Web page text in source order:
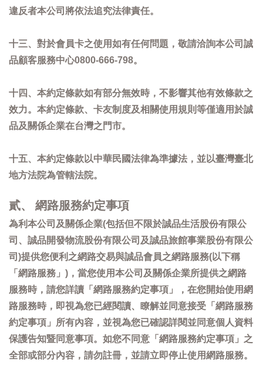
違反者本公司將依法追究法律責任。
十三、對於會員卡之使用如有任何問題，敬請洽詢本公司誠
品顧客服務中心0800-666-798。
十四、本約定條款如有部分無效時，不影響其他有效條款之
效力。本約定條款、卡友制度及相關使用規則等僅適用於誠
品及關係企業在台灣之門市。
十五、本約定條款以中華民國法律為準據法，並以臺灣臺北
地方法院為管轄法院。
貳、 網路服務約定事項
為利本公司及關係企業(包括但不限於誠品生活股份有限公
司、誠品開發物流股份有限公司及誠品旅館事業股份有限公
司)提供您便利之網路交易與誠品會員之網路服務(以下稱
「網路服務」)，當您使用本公司及關係企業所提供之網路
服務時，請您詳讀「網路服務約定事項」，在您開始使用網
路服務時，即視為您已經閱讀、瞭解並同意接受「網路服務
約定事項」所有內容，並視為您已確認詳閱並同意個人資料
保護告知暨同意事項。如您不同意「網路服務約定事項」之
全部或部分內容，請勿註冊，並請立即停止使用網路服務。